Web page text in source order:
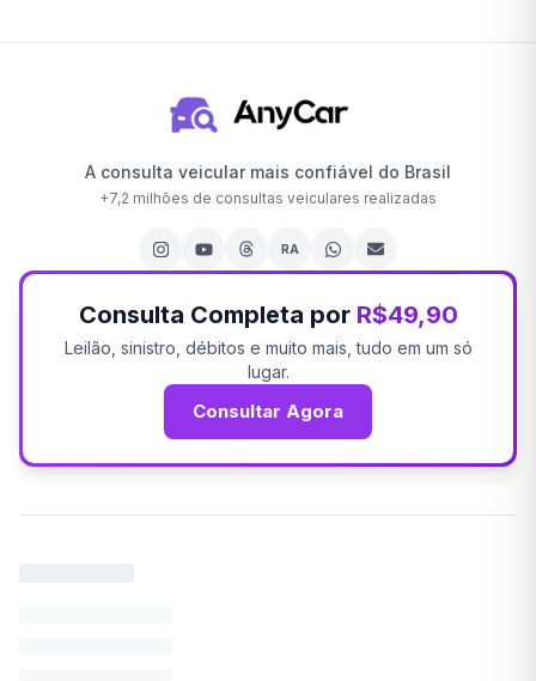
A consulta veicular mais confiável do Brasil
+7,2 milhões de consultas veiculares realizadas
RA
Consulta Completa por R$49,90
Leilão, sinistro, débitos e muito mais, tudo em um só
lugar.
Consultar Agora